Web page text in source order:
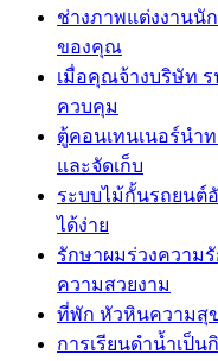
ช่างภาพแต่งงานนั
ของคุณ
เมื่อคุณจ้างบริษัท
ควบคุม
ตู้คอนเทนเนอร์นำ
และจัดเก็บ
ระบบไม้กั้นรถยนต์
ได้ง่าย
รักษาผมร่วงความ
ความสวยงาม
ที่พัก หัวหินความสุ
การเรียนดำน้ำเป็น